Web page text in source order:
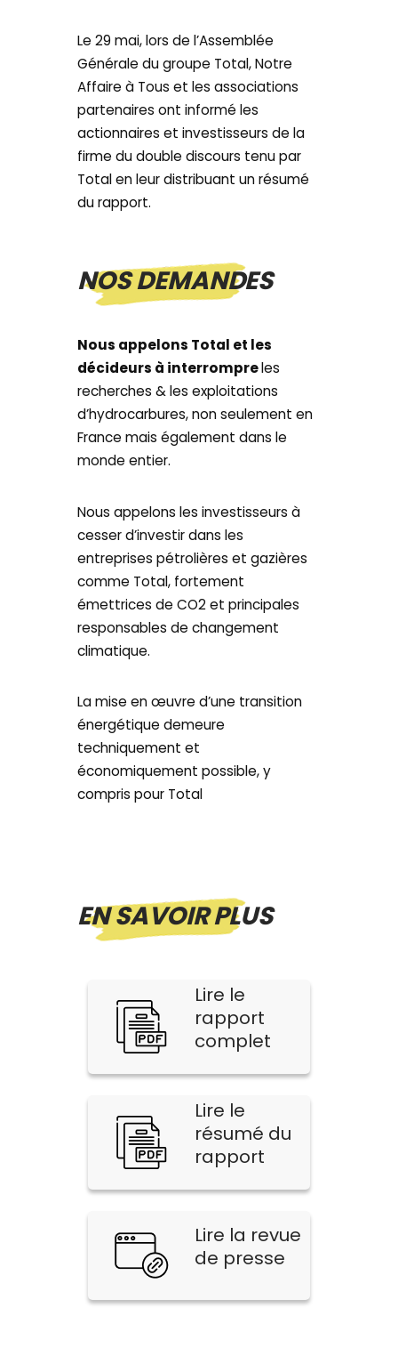
Le 29 mai, lors de l’Assemblée
Générale du groupe Total, Notre
Affaire à Tous et les associations
partenaires ont informé les
actionnaires et investisseurs de la
firme du double discours tenu par
Total en leur distribuant un résumé
du rapport.
NOS DEMANDES
Nous appelons Total et les
décideurs à interrompreles
recherches & les exploitations
d’hydrocarbures, non seulement en
France mais également dans le
monde entier.
Nous appelons les investisseurs à
cesser d’investir dans les
entreprises pétrolières et gazières
comme Total, fortement
émettrices de CO2 et principales
responsables de changement
climatique.
La mise en œuvre d’une transition
énergétique demeure
techniquement et
économiquement possible, y
compris pour Total
EN SAVOIR PLUS
Lire le
rapport
complet
Lire le
résumé du
rapport
Lire la revue
de presse